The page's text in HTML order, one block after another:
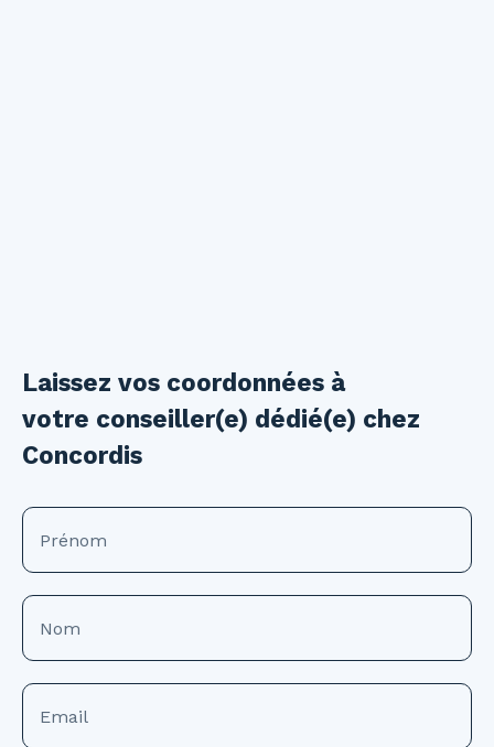
Laissez vos coordonnées à
votre conseiller(e) dédié(e) chez
Concordis
Prénom
Nom
Email